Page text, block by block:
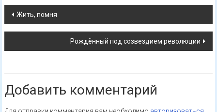
Навигация
по
записям
Жить, помня
Рождённый под созвездием революции
Добавить комментарий